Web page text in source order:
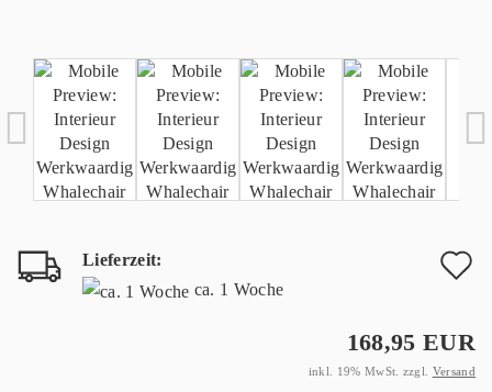
Lieferzeit:
ca. 1 Woche
168,95 EUR
inkl. 19% MwSt. zzgl. Versand